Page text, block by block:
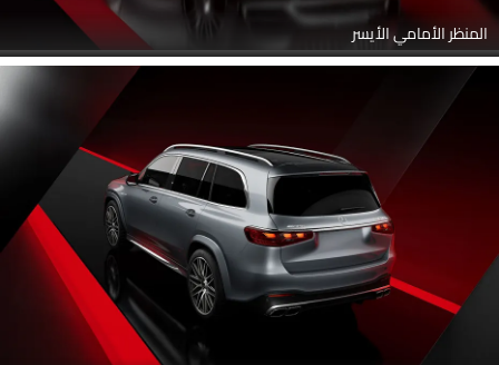
المنظر الأمامي الأيسر